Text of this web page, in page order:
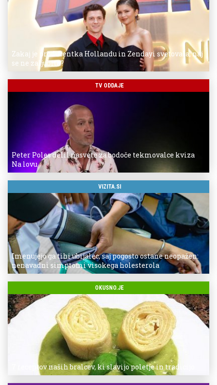
Zakaj je producentka Hollandu in Zendayi svetovala, naj
se ne zaljubita?
TV ODDAJE
Peter Poles delil nasvete za bodoče tekmovalce kviza
Na lovu
VIZITA.SI
Imenujejo ga tihi ubijalec, saj pogosto ostane neopažen:
nenavadni simptomi visokega holesterola
OKUSNO.JE
7 receptov naših bralcev, ki slavijo poletje in tradicijo